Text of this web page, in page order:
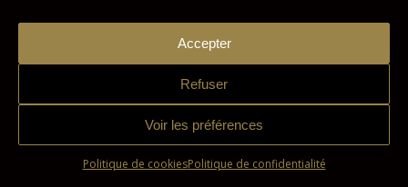
Accepter
Refuser
Voir les préférences
Politique de cookiesPolitique de confidentialité
Politique de cookies